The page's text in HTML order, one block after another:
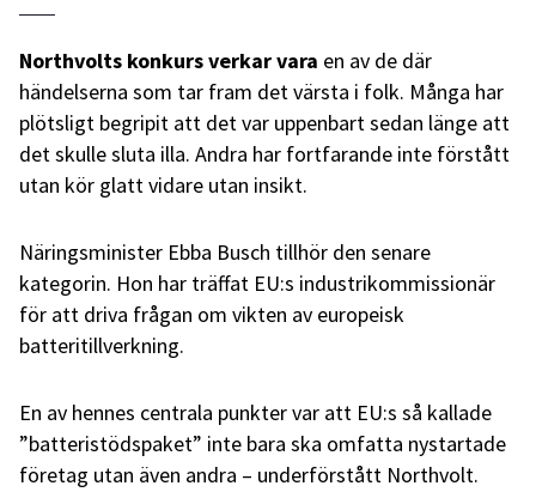
Northvolts konkurs verkar vara en av de där
händelserna som tar fram det värsta i folk. Många har
plötsligt begripit att det var uppenbart sedan länge att
det skulle sluta illa. Andra har fortfarande inte förstått
utan kör glatt vidare utan insikt.
Näringsminister Ebba Busch tillhör den senare
kategorin. Hon har träffat EU:s industrikommissionär
för att driva frågan om vikten av europeisk
batteritillverkning.
En av hennes centrala punkter var att EU:s så kallade
”batteristödspaket” inte bara ska omfatta nystartade
företag utan även andra – underförstått Northvolt.